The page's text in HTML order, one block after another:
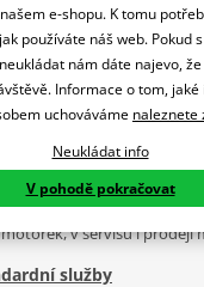
+ JT
EK, řada SRO6, těsněný
pro úzká vodítka
zároveň nejlehčí a
showroom
motocyklů, servis, oblečení,
v Praze a Liberci
30 let zkušeností
v servisu i prodeji
služby
e-shopu. K tomu
používáte náš web. Pokud
nám dáte najevo,
Informace o tom,
uchováváme naleznete
Neukládat info
V pohodě pokračovat